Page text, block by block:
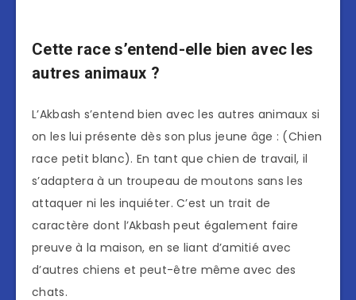
Cette race s’entend-elle bien avec les
autres animaux ?
L’Akbash s’entend bien avec les autres animaux si
on les lui présente dès son plus jeune âge : (Chien
race petit blanc). En tant que chien de travail, il
s’adaptera à un troupeau de moutons sans les
attaquer ni les inquiéter. C’est un trait de
caractère dont l’Akbash peut également faire
preuve à la maison, en se liant d’amitié avec
d’autres chiens et peut-être même avec des
chats.